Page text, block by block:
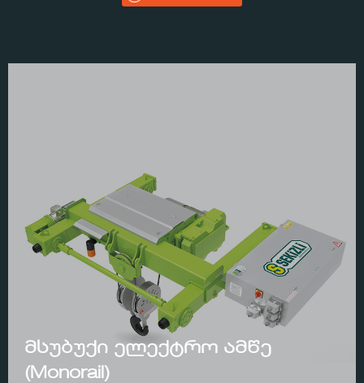
მსუბუქი ელექტრო ამწე
(Monorail)